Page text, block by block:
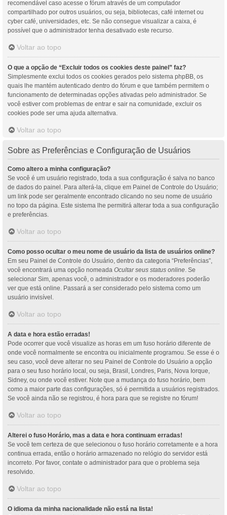
recomendável caso acesse o fórum através de um computador
compartilhado por outros usuários, ou seja, bibliotecas, café internet ou
cyber café, universidades, etc. Se não consegue visualizar a caixa, é
possível que o administrador tenha desativado este recurso.
Voltar ao topo
O que a opção de “Excluir todos os cookies deste painel” faz?
Simplesmente exclui todos os cookies gerados pelo sistema phpBB, os
quais lhe mantém autenticado dentro do fórum e que também permitem o
funcionamento de determinadas opções ativadas pelo administrador. Se
você estiver com problemas de entrar e sair na comunidade, excluir os
cookies pode ser uma ajuda alternativa.
Voltar ao topo
Sobre as Preferências e Configuração de Usuários
Como altero a minha configuração?
Se você é um usuário registrado, toda a sua configuração é salva no banco
de dados do painel. Para alterá-la, clique em Painel de Controle do Usuário;
um link pode ser geralmente encontrado clicando no seu nome de usuário
no topo da página. Este sistema lhe permitirá alterar toda a sua configuração
e preferências.
Voltar ao topo
Como posso ocultar o meu nome de usuário da lista de usuários online?
Em seu Painel de Controle do Usuário, dentro da categoria “Preferências”,
você encontrará uma opção nomeada Ocultar seus status online. Se
selecionar Sim, apenas você, o administrador e os moderadores poderão
ver que está online. Passará a ser considerado pelo sistema como um
usuário invisível.
Voltar ao topo
A data e hora estão erradas!
Pode ocorrer que você visualize as horas em um fuso horário diferente de
onde você normalmente se encontra ou inicialmente programou. Se esse é o
seu caso, você deve alterar no seu Painel de Controle do Usuário a opção
para o seu fuso horário local, ou seja, Brasil, Londres, Paris, Nova Iorque,
Sidney, ou onde você estiver. Note que a mudança do fuso horário, bem
como a maior parte das configurações, só é permitida a usuários registrados.
Se você ainda não se registrou, é hora para que se registre no fórum!
Voltar ao topo
Alterei o fuso Horário, mas a data e hora continuam erradas!
Se você tem certeza de que selecionou o fuso horário corretamente e a hora
continua errada, então o horário armazenado no relógio do servidor está
incorreto. Por favor, contate o administrador para que o problema seja
resolvido.
Voltar ao topo
O idioma da minha nacionalidade não está na lista!